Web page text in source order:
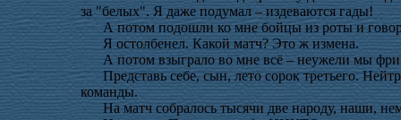
за "белых". Я даже подумал – издеваются гады!
А потом подошли ко мне бойцы из роты и
Я остолбенел. Какой матч? Это ж измена.
А потом взыграло во мне всё – неужели мы
Представь себе, сын, лето сорок третьего.
команды.
На матч собралось тысячи две народу, наши,